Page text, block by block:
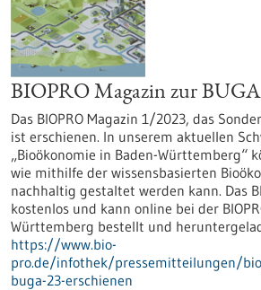
BIOPRO Magazin zur BUGA
Das BIOPRO Magazin 1/2023, das
ist erschienen. In unserem aktuellen
„Bioökonomie in Baden-Württemberg“
wie mithilfe der wissensbasierten
nachhaltig gestaltet werden kann. Das
kostenlos und kann online bei der
Württemberg bestellt und
https://www.bio-
pro.de/infothek/pressemitteilungen/
buga-23-erschienen